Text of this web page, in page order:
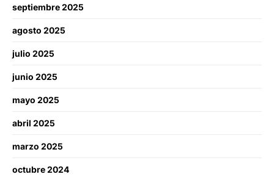
septiembre 2025
agosto 2025
julio 2025
junio 2025
mayo 2025
abril 2025
marzo 2025
octubre 2024